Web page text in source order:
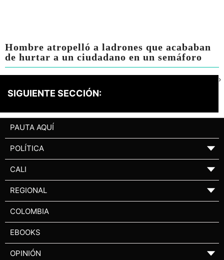
Hombre atropelló a ladrones que acababan
de hurtar a un ciudadano en un semáforo
SIGUIENTE SECCIÓN:
›
PAUTA AQUÍ
POLÍTICA ▼
CALI ▼
REGIONAL ▼
COLOMBIA
EBOOKS
OPINIÓN ▼